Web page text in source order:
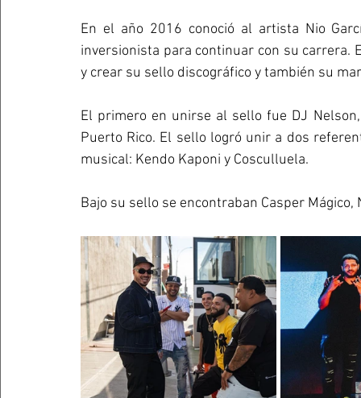
En el año 2016 conoció al artista Nio
inversionista para continuar con su carrera.
y crear su sello discográfico y también su
El primero en unirse al sello fue DJ
Puerto Rico. El sello logró unir a dos
musical: Kendo Kaponi y Cosculluela.
Bajo su sello se encontraban Casper Mágico,